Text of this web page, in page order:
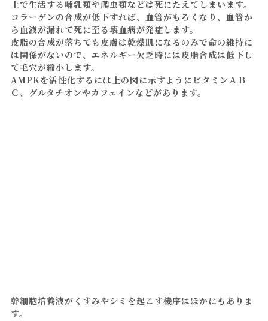
上で生活する哺乳類や爬虫類などは死にたえてしまいます。
コラーゲンの合成が低下すれば、血管がもろくなり、血管か
ら血液が漏れて死に至る壊血病が発症します。
皮脂の合成が落ちても皮膚は乾燥肌になるのみで命の維持に
は関係がないので、エネルギー欠乏時には皮脂合成は低下し
て毛穴が縮小します。
AMPKを活性化するには上の図に示すようにビタミンＡＢ
Ｃ、グルタチオンやカフェインなどがあります。
幹細胞培養液がくすみやシミを起こす機序はほかにもありま
す。